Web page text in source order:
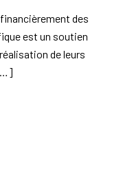
des
est un soutien
de leurs